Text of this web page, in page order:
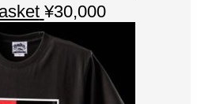
¥30,000